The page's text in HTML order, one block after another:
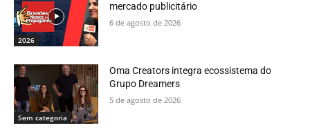
2026
mercado publicitário
6 de agosto de 2026
Sem categoria
Oma Creators integra ecossistema do
Grupo Dreamers
5 de agosto de 2026